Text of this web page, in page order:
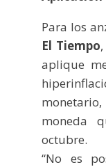
Para los
El Tiempo
aplique
moneda
octubre.
“No es